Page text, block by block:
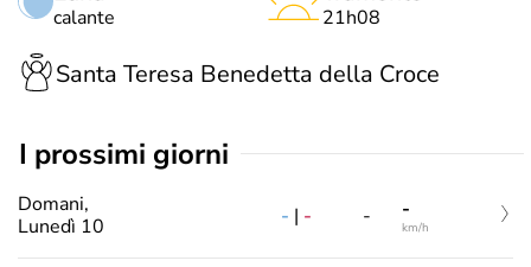
calante 21h08
Santa Teresa Benedetta della Croce
i prossimi giorni
Domani,
Lunedì 10
- | - - -
km/h